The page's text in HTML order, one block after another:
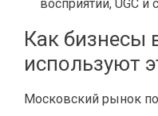
восприятии, UGC и
Как бизнесы
используют
Московский рынок